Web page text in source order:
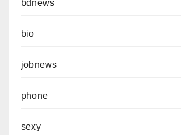
bdnews
bio
jobnews
phone
sexy